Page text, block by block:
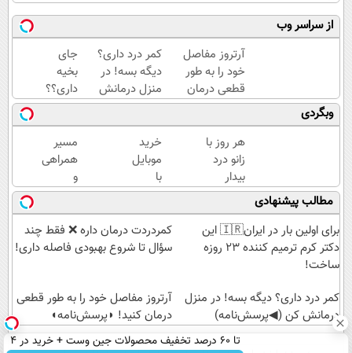
از سراسر وب
آرتروز مفاصل
خود را به طور
قطعی درمان
کنید!
◗پرسش‌نامه◖
کمر درد داری؟
دیگه بسه! در
منزل درمانش
کن
(◀پرسش‌نامه)
جای
بخیه
داری؟؟
فقط در
3 هفته
ترمیمش
کن!😍
وبگردی
هر روز با
زانو درد
بیدار
می‌شی؟
وقتشه
برای
همیشه
پر کن
خرید
موبایل
با
اسنپ
پی | در
۴
قسط
کارمزد!
مسیر
همراهی
و
گزارش
عملکرد
گروه
اسنپ
مطالب پیشنهادی
برای اولین بار در ایران🇮🇷 این
دکتر کرم ترمیم کننده 23 روزه
ساخت!
‌کمردردت درمان داره ❌ فقط چند
سؤال تا شروع بهبودی فاصله‌ داری!
کمر درد داری؟ دیگه بسه! در منزل
درمانش کن (◀پرسش‌نامه)
آرتروز مفاصل خود را به طور قطعی
درمان کنید! ◗پرسش‌نامه◖
تا 60 درصد تخفیف محصولات جین وست + خرید در 4